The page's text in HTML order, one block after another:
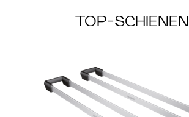
TOP-SCHIENEN